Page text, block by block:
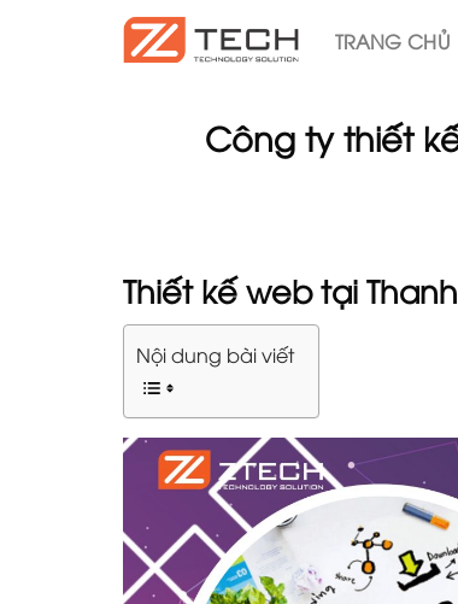
TRANG CHỦ
Công ty thiết
Thiết kế web tại
Nội dung bài viết